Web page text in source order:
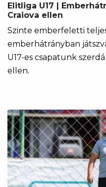
Elitliga U17 |
Craiova ellen
Szinte emberfeletti
emberhátrányban
U17-es csapatunk
ellen.